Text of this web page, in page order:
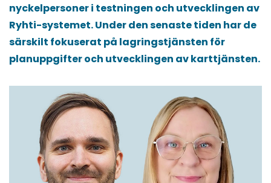
nyckelpersoner i testningen och utvecklingen av
Ryhti-systemet. Under den senaste tiden har de
särskilt fokuserat på lagringstjänsten för
planuppgifter och utvecklingen av karttjänsten.